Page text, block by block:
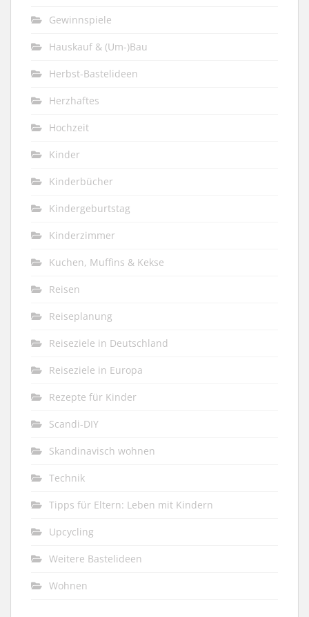
Gewinnspiele
Hauskauf & (Um-)Bau
Herbst-Bastelideen
Herzhaftes
Hochzeit
Kinder
Kinderbücher
Kindergeburtstag
Kinderzimmer
Kuchen, Muffins & Kekse
Reisen
Reiseplanung
Reiseziele in Deutschland
Reiseziele in Europa
Rezepte für Kinder
Scandi-DIY
Skandinavisch wohnen
Technik
Tipps für Eltern: Leben mit Kindern
Upcycling
Weitere Bastelideen
Wohnen